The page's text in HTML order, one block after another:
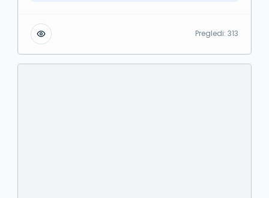
Pregledi: 313